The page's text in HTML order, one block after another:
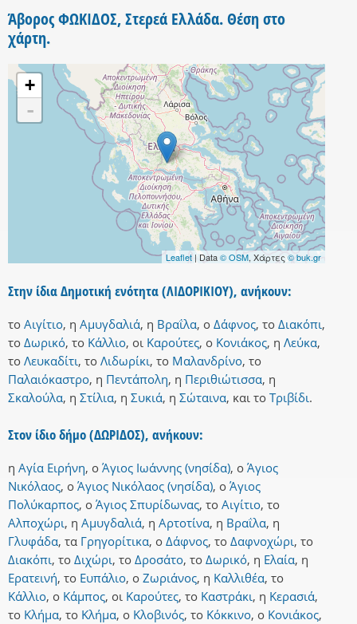
Άβορος ΦΩΚΙΔΟΣ, Στερεά Ελλάδα. Θέση στο
χάρτη.
+
-
Leaflet | Data© OSM, Χάρτες© buk.gr
Στην ίδια Δημοτική ενότητα (ΛΙΔΟΡΙΚΙΟΥ), ανήκουν:
το Αιγίτιο, η Αμυγδαλιά, η Βραΐλα, ο Δάφνος, το Διακόπι,
το Δωρικό, το Κάλλιο, οι Καρούτες, ο Κονιάκος, η Λεύκα,
το Λευκαδίτι, το Λιδωρίκι, το Μαλανδρίνο, το
Παλαιόκαστρο, η Πεντάπολη, η Περιθιώτισσα, η
Σκαλούλα, η Στίλια, η Συκιά, η Σώταινα, και το Τριβίδι.
Στον ίδιο δήμο (ΔΩΡΙΔΟΣ), ανήκουν:
η Αγία Ειρήνη, ο Άγιος Ιωάννης (νησίδα), ο Άγιος
Νικόλαος, ο Άγιος Νικόλαος (νησίδα), ο Άγιος
Πολύκαρπος, ο Άγιος Σπυρίδωνας, το Αιγίτιο, το
Αλποχώρι, η Αμυγδαλιά, η Αρτοτίνα, η Βραΐλα, η
Γλυφάδα, τα Γρηγορίτικα, ο Δάφνος, το Δαφνοχώρι, το
Διακόπι, το Διχώρι, το Δροσάτο, το Δωρικό, η Ελαία, η
Ερατεινή, το Ευπάλιο, ο Ζωριάνος, η Καλλιθέα, το
Κάλλιο, ο Κάμπος, οι Καρούτες, το Καστράκι, η Κερασιά,
το Κλήμα, το Κλήμα, ο Κλοβινός, το Κόκκινο, ο Κονιάκος,